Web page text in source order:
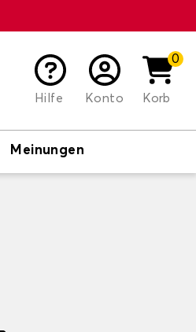
Hilfe
Konto
0
Korb
Meinungen